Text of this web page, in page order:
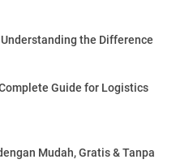
the Difference
Guide for Logistics
Mudah, Gratis & Tanpa